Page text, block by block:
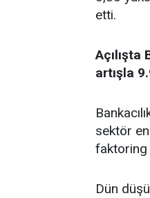
etti.
Açılışta
artışla
sektör
faktoring
Dün